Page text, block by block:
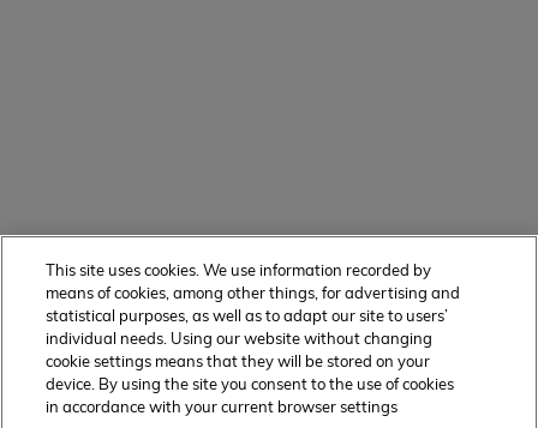
This site uses cookies. We use information recorded by
means of cookies, among other things, for advertising and
statistical purposes, as well as to adapt our site to users’
individual needs. Using our website without changing
cookie settings means that they will be stored on your
device. By using the site you consent to the use of cookies
in accordance with your current browser settings